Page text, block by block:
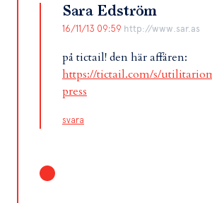
Sara Edström
16/11/13 09:59 http://www.sar.as
på tictail! den här affären:
https://tictail.com/s/
press
svara